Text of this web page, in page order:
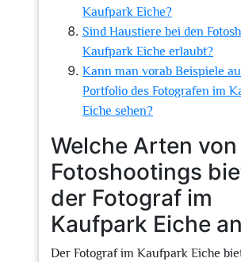
Kaufpark Eiche?
Sind Haustiere bei den
Kaufpark Eiche erlaubt?
Kann man vorab Beispiele
Portfolio des Fotografen im
Eiche sehen?
Welche Arten von
Fotoshootings
der Fotograf im
Kaufpark Eiche
Der Fotograf im Kaufpark Eiche